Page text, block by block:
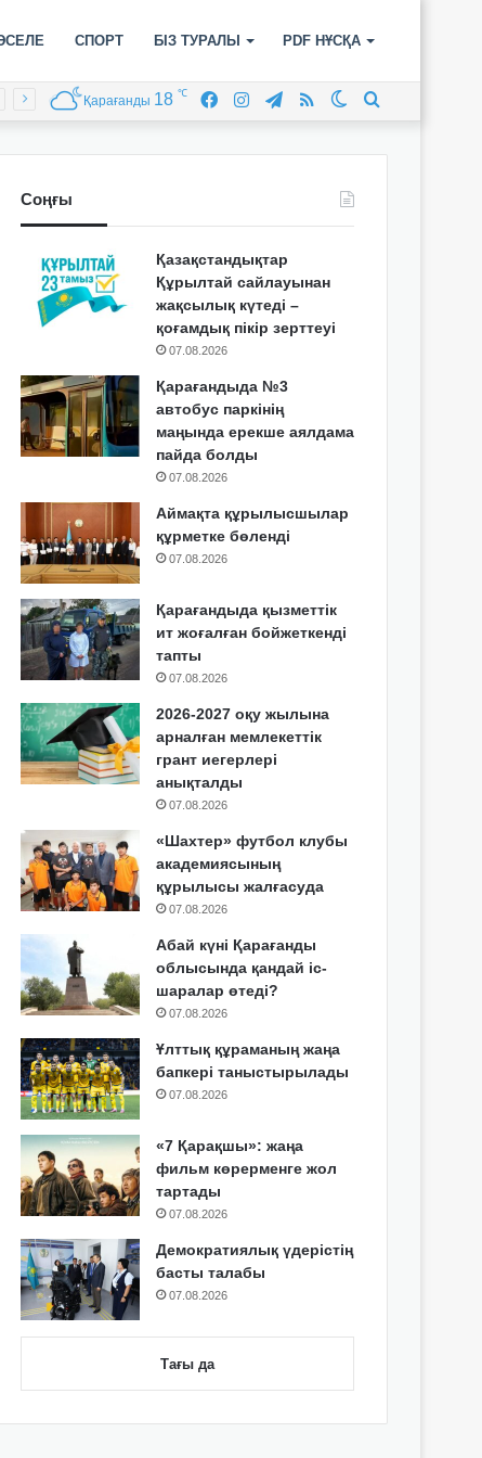
СПОРТ БІЗ ТУРАЛЫ PDF НҰСҚА
Switch
RSS
Telegram
Instagram
Facebook
Қарағанды 18 ℃
Соңғы
Қазақстандықтар
Құрылтай сайлауынан
жақсылық күтеді –
қоғамдық пікір зерттеуі
07.08.2026
Қарағандыда №3
автобус паркінің
маңында ерекше аялдама
пайда болды
07.08.2026
Аймақта құрылысшылар
құрметке бөленді
07.08.2026
Қарағандыда қызметтік
ит жоғалған бойжеткенді
тапты
07.08.2026
2026-2027 оқу жылына
арналған мемлекеттік
грант иегерлері
анықталды
07.08.2026
«Шахтер» футбол клубы
академиясының
құрылысы жалғасуда
07.08.2026
Абай күні Қарағанды
облысында қандай іс-
шаралар өтеді?
07.08.2026
Ұлттық құраманың жаңа
бапкері таныстырылады
07.08.2026
«7 Қарақшы»: жаңа
фильм көрерменге жол
тартады
07.08.2026
Демократиялық үдерістің
басты талабы
07.08.2026
Тағы да